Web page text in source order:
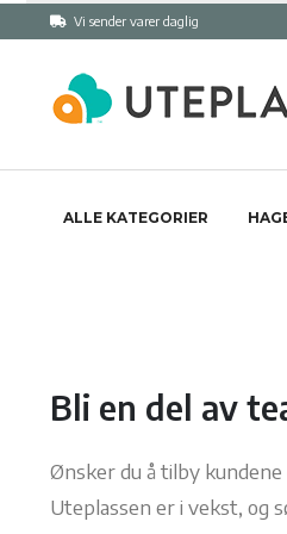
Vi sender varer daglig
ALLE KATEGORIER
Bli en del av
Ønsker du å tilby kundene
Uteplassen er i vekst, og